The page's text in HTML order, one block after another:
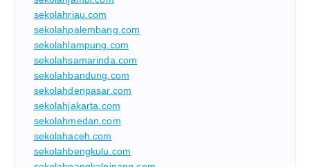
sekolahriau.com
sekolahpalembang.com
sekolahlampung.com
sekolahsamarinda.com
sekolahbandung.com
sekolahdenpasar.com
sekolahjakarta.com
sekolahmedan.com
sekolahaceh.com
sekolahbengkulu.com